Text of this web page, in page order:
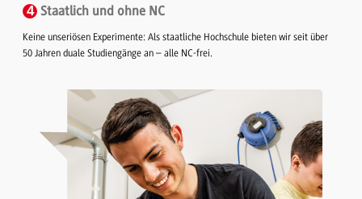
4 Staatlich und ohne NC
Keine unseriösen Experimente: Als staatliche Hochschule bieten wir seit über
50 Jahren duale Studiengänge an – alle NC-frei.